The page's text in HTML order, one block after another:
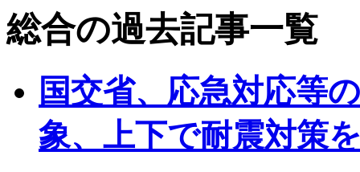
総合の過去記事一覧
国交省、応急対応等
象、上下で耐震対策